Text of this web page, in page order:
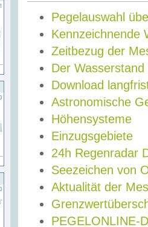
Pegelauswahl
Kennzeichnende
Zeitbezug der
Der Wasserstand
Download
Astronomische
Höhensysteme
Einzugsgebiete
24h Regenradar
Seezeichen von
Aktualität der
PEGELONLINE-